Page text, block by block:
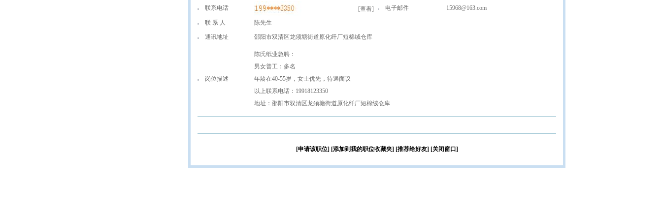
联系电话 [查看] 电子邮件 15968@163.com
联 系 人 陈先生
通讯地址 邵阳市双清区龙须塘街道原化纤厂短棉绒仓库
岗位描述
陈氏纸业急聘：
男女普工：多名
年龄在40-55岁，女士优先，待遇面议
以上联系电话：19918123350
地址：邵阳市双清区龙须塘街道原化纤厂短棉绒仓库
[申请该职位] [添加到我的职位收藏夹] [推荐给好友] [关闭窗口]